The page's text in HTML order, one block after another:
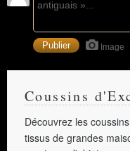
Image
Coussins
Découvrez les
tissus de grandes